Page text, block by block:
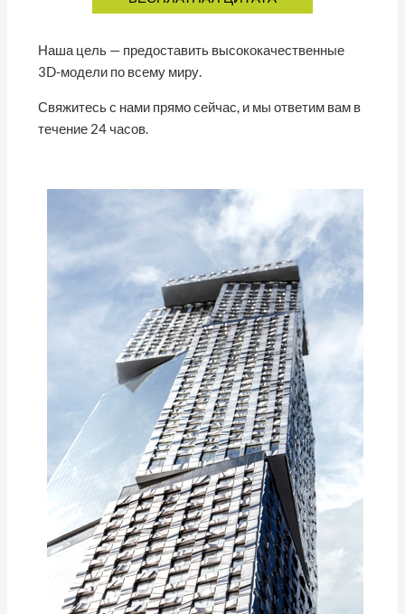
Наша цель — предоставить высококачественные
3D-модели по всему миру.
Свяжитесь с нами прямо сейчас, и мы ответим вам в
течение 24 часов.